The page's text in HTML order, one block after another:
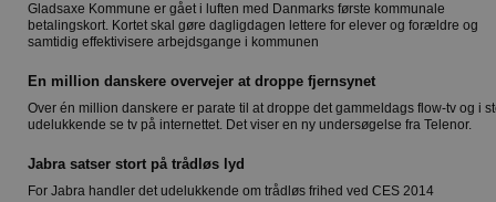
Gladsaxe Kommune er gået i luften med Danmarks første kommunale
betalingskort. Kortet skal gøre dagligdagen lettere for elever og forældre og
samtidig effektivisere arbejdsgange i kommunen
En million danskere overvejer at droppe fjernsynet
Over én million danskere er parate til at droppe det gammeldags flow-tv og i
udelukkende se tv på internettet. Det viser en ny undersøgelse fra Telenor.
Jabra satser stort på trådløs lyd
For Jabra handler det udelukkende om trådløs frihed ved CES 2014